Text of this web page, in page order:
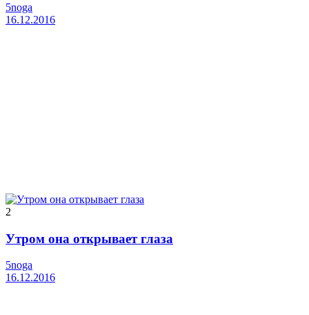
5noga
16.12.2016
2
Утром она открывает глаза
5noga
16.12.2016